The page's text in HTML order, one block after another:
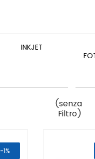
INKJET
(senza
Filtro)
-1%